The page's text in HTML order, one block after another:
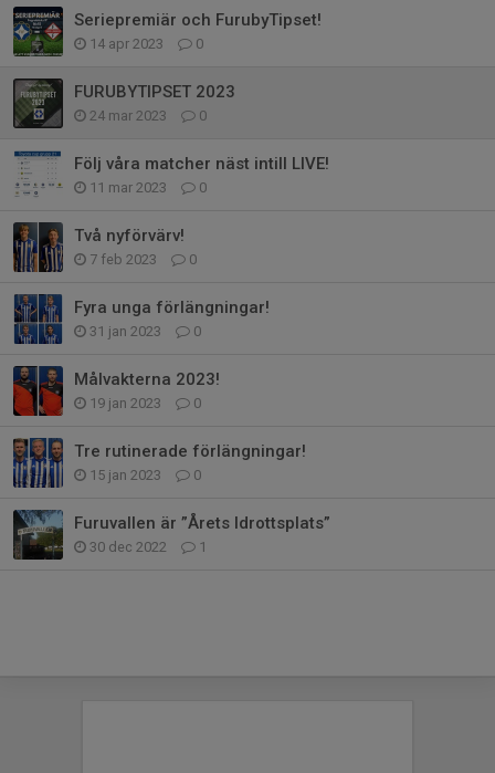
Seriepremiär och FurubyTipset!
14 apr 2023 0
FURUBYTIPSET 2023
24 mar 2023 0
Följ våra matcher näst intill LIVE!
11 mar 2023 0
Två nyförvärv!
7 feb 2023 0
Fyra unga förlängningar!
31 jan 2023 0
Målvakterna 2023!
19 jan 2023 0
Tre rutinerade förlängningar!
15 jan 2023 0
Furuvallen är ”Årets Idrottsplats”
30 dec 2022 1